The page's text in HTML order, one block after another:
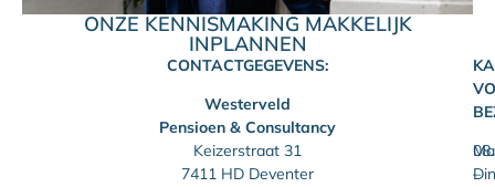
ONZE KENNISMAKING MAKKELIJK
INPLANNEN
CONTACTGEGEVENS:
Westerveld
Pensioen & Consultancy
Keizerstraat 31
7411 HD Deventer
–